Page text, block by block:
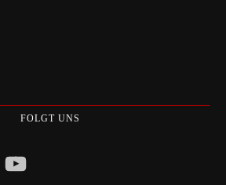
FOLGT UNS
YouTube